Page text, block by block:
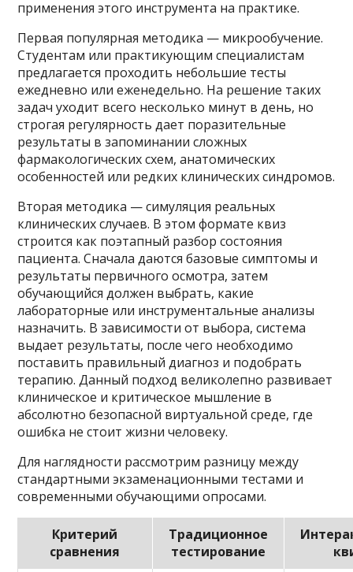
применения этого инструмента на практике.
Первая популярная методика — микрообучение.
Студентам или практикующим специалистам
предлагается проходить небольшие тесты
ежедневно или еженедельно. На решение таких
задач уходит всего несколько минут в день, но
строгая регулярность дает поразительные
результаты в запоминании сложных
фармакологических схем, анатомических
особенностей или редких клинических синдромов.
Вторая методика — симуляция реальных
клинических случаев. В этом формате квиз
строится как поэтапный разбор состояния
пациента. Сначала даются базовые симптомы и
результаты первичного осмотра, затем
обучающийся должен выбрать, какие
лабораторные или инструментальные анализы
назначить. В зависимости от выбора, система
выдает результаты, после чего необходимо
поставить правильный диагноз и подобрать
терапию. Данный подход великолепно развивает
клиническое и критическое мышление в
абсолютно безопасной виртуальной среде, где
ошибка не стоит жизни человеку.
Для наглядности рассмотрим разницу между
стандартными экзаменационными тестами и
современными обучающими опросами.
Критерий
сравнения
Традиционное
тестирование